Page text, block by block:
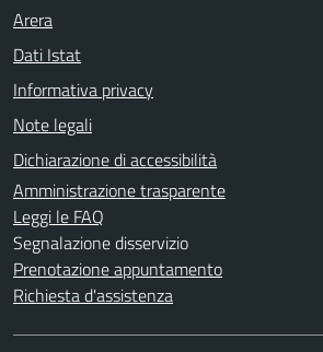
Arera
Dati Istat
Informativa privacy
Note legali
Dichiarazione di accessibilità
Amministrazione trasparente
Leggi le FAQ
Segnalazione disservizio
Prenotazione appuntamento
Richiesta d'assistenza